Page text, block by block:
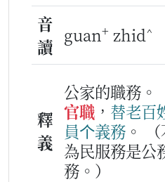
音
讀
guan+ zhid^
釋
義
公家的職務。
官職 ， 替老百
員个義務 。
為民服務是公
務。）